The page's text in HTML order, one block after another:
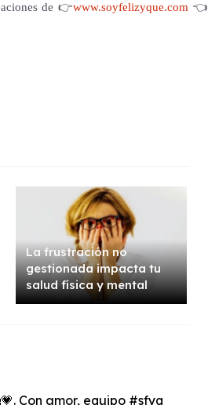
de 👉www.soyfelizyque.com 👈
La frustración no
gestionada impacta tu
salud física y mental
Con amor, equipo #sfyq